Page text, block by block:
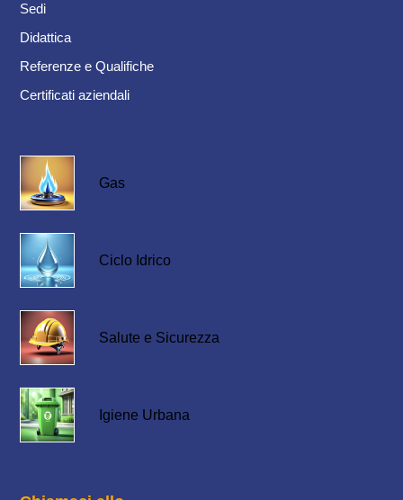
Sedi
Didattica
Referenze e Qualifiche
Certificati aziendali
Gas
Ciclo Idrico
Salute e Sicurezza
Igiene Urbana